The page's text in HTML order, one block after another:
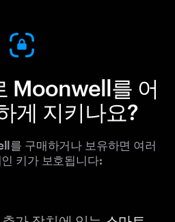
Moonwell를 어
게 지키나요?
를 구매하거나 보유하면 여러
키가 보호됩니다: